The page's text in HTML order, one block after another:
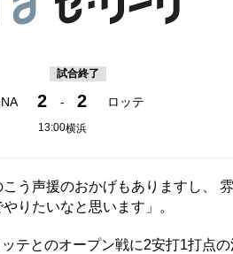
試合終了
2 - 2 ロッテ
13:00横浜
う声援のおかげもありますし、
りたいなと思います」。
とのオープン戦に2安打1打点の